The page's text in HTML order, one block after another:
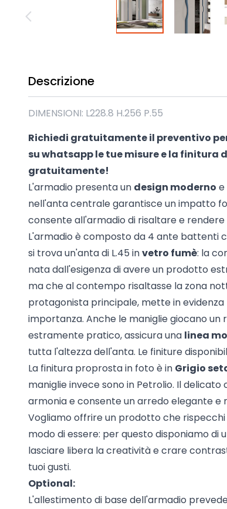
Madie
Mobili sala
Descrizione
DIMENSIONI: L228.8 H.256 P.55
Richiedi gratuitamente il preventivo
suwhatsapple tue misure e la finitura
gratuitamente!
L'armadio presenta un design moderno e
nell'anta centrale garantisce un impatto
consente all'armadio di risaltare e
L'armadio è composto da 4 ante battenti
si trova un'anta di L.45 invetro fumè: la
nata dall'esigenza di avere un prodotto
ma che al contempo risaltasse la zona
protagonista principale, mette in
importanza. Anche le maniglie giocano un
estramente pratico, assicura una linea
tutta l'altezza dell'anta. Le finiture
La finitura proprosta in foto è in Grigio
maniglie invece sono in Petrolio. Il
armonia e consente un arredo elegante e
Vogliamo offrire un prodotto che rispecchi
modo di essere: per questo disponiamo di
lasciare libera la creatività e crare
tuoi gusti.
Optional:
L'allestimento di base dell'armadio